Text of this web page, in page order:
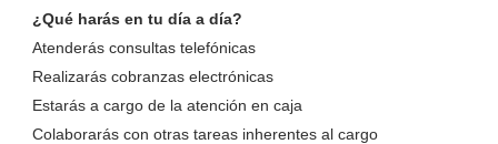
¿Qué harás en tu día a día?
Atenderás consultas telefónicas
Realizarás cobranzas electrónicas
Estarás a cargo de la atención en caja
Colaborarás con otras tareas inherentes al cargo